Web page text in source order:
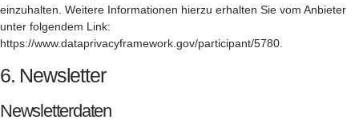
einzuhalten. Weitere Informationen hierzu erhalten Sie vom Anbieter
unter folgendem Link:
https://www.dataprivacyframework.gov/participant/5780
6. Newsletter
Newsletter­daten